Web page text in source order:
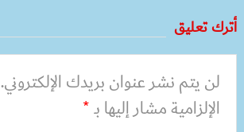
أترك تعليق
لن يتم نشر عنوان بريدك الإلكتروني.
الإلزامية مشار إليها بـ*